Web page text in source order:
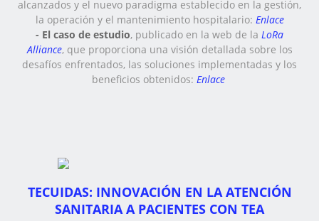
alcanzados y el nuevo paradigma establecido en la gestión,
la operación y el mantenimiento hospitalario: Enlace
- El caso de estudio, publicado en la web de la LoRa
Alliance, que proporciona una visión detallada sobre los
desafíos enfrentados, las soluciones implementadas y los
beneficios obtenidos: Enlace
TECUIDAS: INNOVACIÓN EN LA ATENCIÓN
SANITARIA A PACIENTES CON TEA